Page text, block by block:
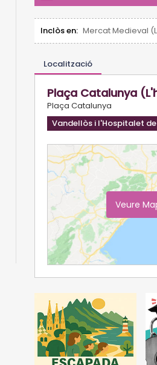
Inclòs en: Mercat Medieval
Localització
Plaça Catalunya
Plaça Catalunya
Vandellòs i l'Hospitalet
Veure